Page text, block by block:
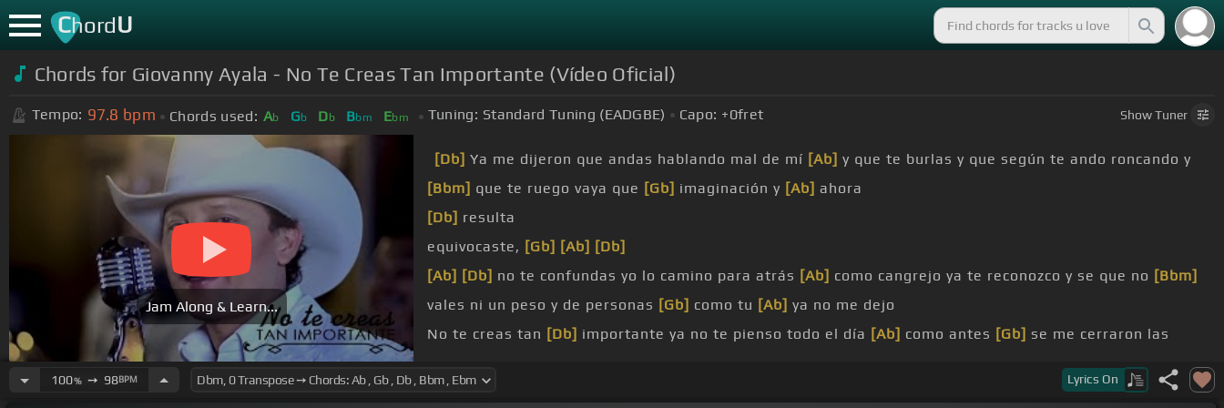
ChordU
Chords for Giovanny Ayala - No Te Creas Tan Importante (Vídeo Oficial)
Tempo: 97.8 bpm Chords used: Ab Gb Db Bbm Ebm Tuning: Standard Tuning (EADGBE) Capo: +0fret ShowTuner
Jam Along & Learn...
[Db] Ya me dijeron que andas hablando mal de mí [Ab] y que te burlas y que según te ando roncando y
[Bbm] que te ruego vaya que [Gb] imaginación y [Ab] ahora
[Db] resulta
equivocaste, [Gb] [Ab] [Db]
[Ab] [Db] no te confundas yo lo camino para atrás [Ab] como cangrejo ya te reconozco y se que no [Bbm]
vales ni un peso y de personas [Gb] como tu [Ab] ya no me dejo
No te creas tan [Db] importante ya no te pienso todo el día [Ab] como antes [Gb] se me cerraron las
buscarte porque ya no siento amor
estoy mejor[Gb]
no
100%➙ 98BPM Lyrics On